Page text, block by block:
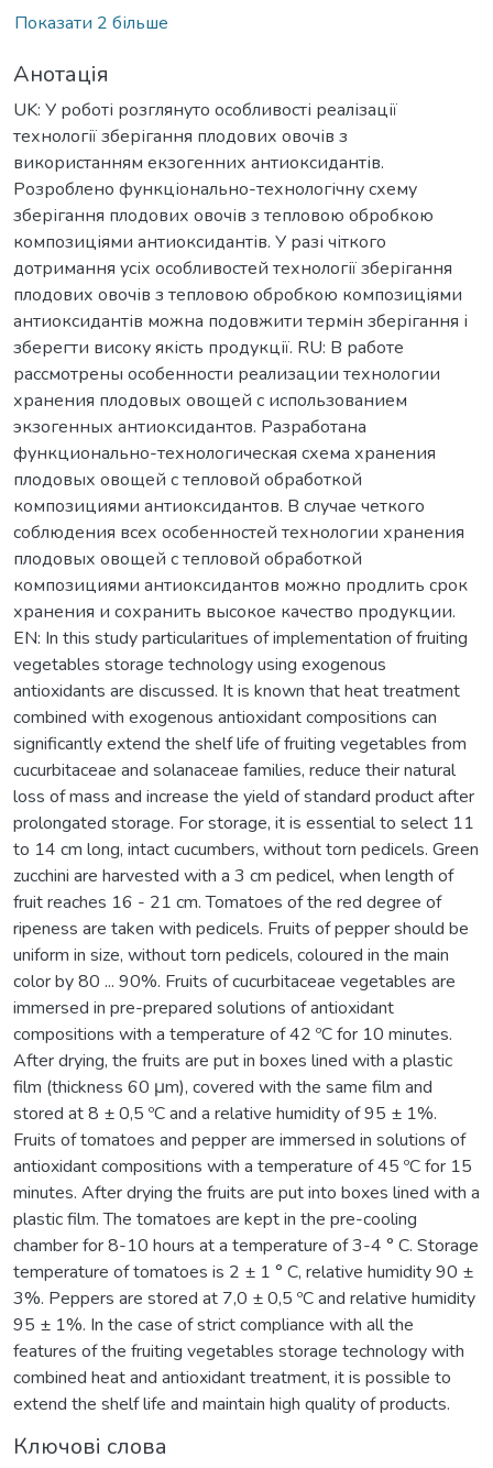
Показати 2 більше
Анотація
UK: У роботі розглянуто особливості реалізації
технології зберігання плодових овочів з
використанням екзогенних антиоксидантів.
Розроблено функціонально-технологічну схему
зберігання плодових овочів з тепловою обробкою
композиціями антиоксидантів. У разі чіткого
дотримання усіх особливостей технології зберігання
плодових овочів з тепловою обробкою композиціями
антиоксидантів можна подовжити термін зберігання і
зберегти високу якість продукції. RU: В работе
рассмотрены особенности реализации технологии
хранения плодовых овощей с использованием
экзогенных антиоксидантов. Разработана
функционально-технологическая схема хранения
плодовых овощей с тепловой обработкой
композициями антиоксидантов. В случае четкого
соблюдения всех особенностей технологии хранения
плодовых овощей с тепловой обработкой
композициями антиоксидантов можно продлить срок
хранения и сохранить высокое качество продукции.
EN: In this study particularitues of implementation of fruiting
vegetables storage technology using exogenous
antioxidants are discussed. It is known that heat treatment
combined with exogenous antioxidant compositions can
significantly extend the shelf life of fruiting vegetables from
cucurbitaceae and solanaceae families, reduce their natural
loss of mass and increase the yield of standard product after
prolongated storage. For storage, it is essential to select 11
to 14 cm long, intact cucumbers, without torn pedicels. Green
zucchini are harvested with a 3 cm pedicel, when length of
fruit reaches 16 - 21 cm. Tomatoes of the red degree of
ripeness are taken with pedicels. Fruits of pepper should be
uniform in size, without torn pedicels, coloured in the main
color by 80 ... 90%. Fruits of cucurbitaceae vegetables are
immersed in pre-prepared solutions of antioxidant
compositions with a temperature of 42 ºС for 10 minutes.
After drying, the fruits are put in boxes lined with a plastic
film (thickness 60 μm), covered with the same film and
stored at 8 ± 0,5 ºС and a relative humidity of 95 ± 1%.
Fruits of tomatoes and pepper are immersed in solutions of
antioxidant compositions with a temperature of 45 ºС for 15
minutes. After drying the fruits are put into boxes lined with a
plastic film. The tomatoes are kept in the pre-cooling
chamber for 8-10 hours at a temperature of 3-4 ° С. Storage
temperature of tomatoes is 2 ± 1 ° С, relative humidity 90 ±
3%. Peppers are stored at 7,0 ± 0,5 ºС and relative humidity
95 ± 1%. In the case of strict compliance with all the
features of the fruiting vegetables storage technology with
combined heat and antioxidant treatment, it is possible to
extend the shelf life and maintain high quality of products.
Ключові слова